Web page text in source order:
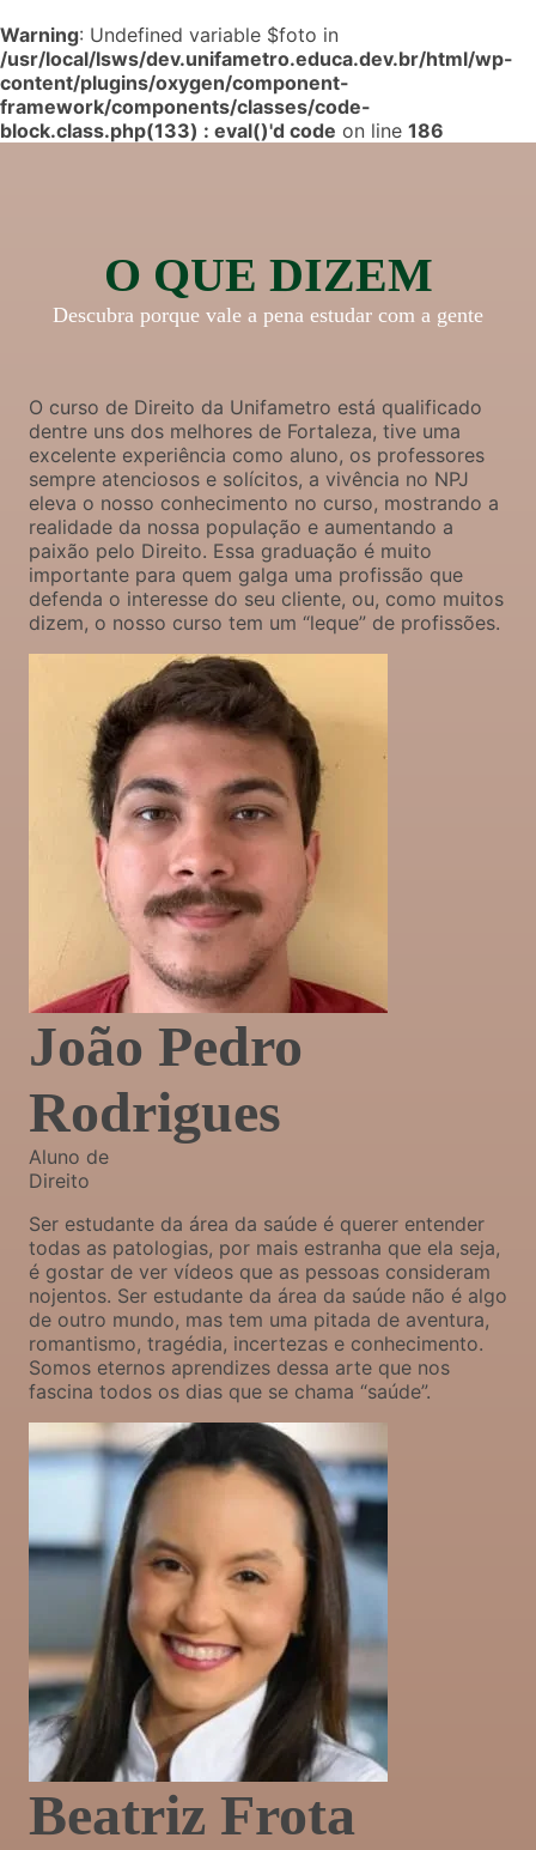
Warning: Undefined variable $foto in
/usr/local/lsws/dev.unifametro.educa.dev.br/html/wp-
content/plugins/oxygen/component-
framework/components/classes/code-
block.class.php(133) : eval()'d code on line 186
O QUE DIZEM
Descubra porque vale a pena estudar com a gente
O curso de Direito da Unifametro está qualificado
dentre uns dos melhores de Fortaleza, tive uma
excelente experiência como aluno, os professores
sempre atenciosos e solícitos, a vivência no NPJ
eleva o nosso conhecimento no curso, mostrando a
realidade da nossa população e aumentando a
paixão pelo Direito. Essa graduação é muito
importante para quem galga uma profissão que
defenda o interesse do seu cliente, ou, como muitos
dizem, o nosso curso tem um “leque” de profissões.
João Pedro
Rodrigues
Aluno de
Direito
Ser estudante da área da saúde é querer entender
todas as patologias, por mais estranha que ela seja,
é gostar de ver vídeos que as pessoas consideram
nojentos. Ser estudante da área da saúde não é algo
de outro mundo, mas tem uma pitada de aventura,
romantismo, tragédia, incertezas e conhecimento.
Somos eternos aprendizes dessa arte que nos
fascina todos os dias que se chama “saúde”.
Beatriz Frota